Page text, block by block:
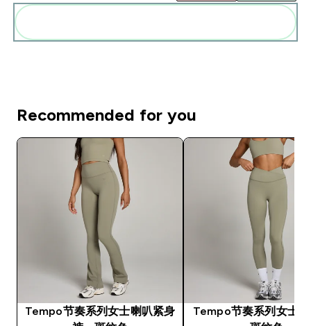
Recommended for you
Tempo节奏系列女士喇叭紧身
Tempo节奏系列女士